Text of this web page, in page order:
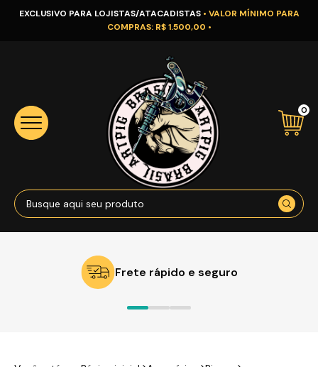
EXCLUSIVO PARA LOJISTAS/ATACADISTAS • VALOR MÍNIMO PARA
COMPRAS: R$ 1.500,00 •
0
Frete rápido e seguro